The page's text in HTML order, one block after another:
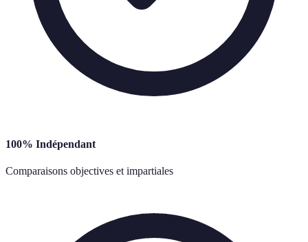
100% Indépendant
Comparaisons objectives et impartiales